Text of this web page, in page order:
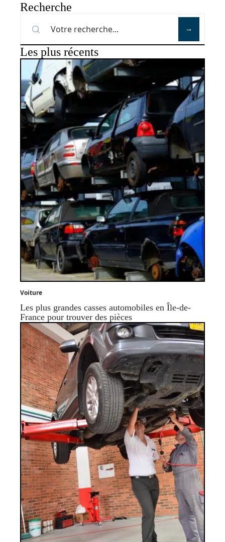
Recherche
Les plus récents
Voiture
Les plus grandes casses automobiles en Île-de-
France pour trouver des pièces